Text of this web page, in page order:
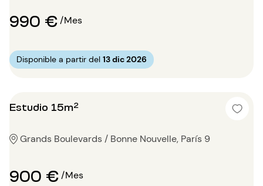
990 €/Mes
Disponible a partir del 13 dic 2026
Estudio 15m²
Grands Boulevards / Bonne Nouvelle, París 9
900 €/Mes